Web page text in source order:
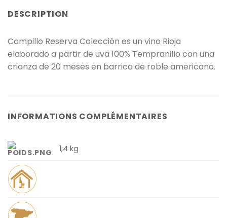
DESCRIPTION
Campillo Reserva Colección es un vino Rioja
elaborado a partir de uva 100% Tempranillo con una
crianza de 20 meses en barrica de roble americano.
INFORMATIONS COMPLÉMENTAIRES
1,4 kg